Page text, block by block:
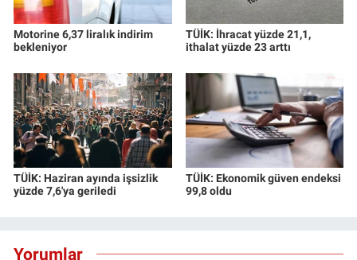
Motorine 6,37 liralık indirim
bekleniyor
TÜİK: İhracat yüzde 21,1,
ithalat yüzde 23 arttı
TÜİK: Haziran ayında işsizlik
yüzde 7,6'ya geriledi
TÜİK: Ekonomik güven endeksi
99,8 oldu
Yorumlar